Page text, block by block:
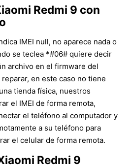
Redmi 9 con
IMEI null, no aparece nada o
se teclea *#06# quiere decir
archivo en el firmware del
en este caso no tiene
tienda física, nuestros
el IMEI de forma remota,
el teléfono al computador y
a su teléfono para
el celular de forma remota.
Redmi 9